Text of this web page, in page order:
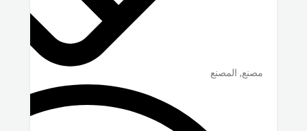
مصنع, المصنع